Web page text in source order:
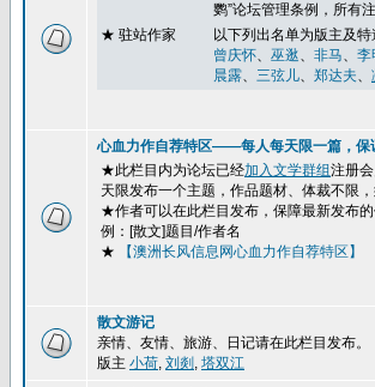
鹦”论坛管理条例，所有
★ 驻站作家
以下列出名单为版主及
曾庆怀、 巫逖、 非马、 李
晨露、 三弦儿、 郑达夫、
心血力作自荐特区——每人每天限一篇，保
★此栏目内为论坛已经加入文学群组注册
天限发布一个主题，作品题材、体裁不限
★作者可以在此栏目发布，保障最新发布
例：[散文]题目/作者名
★ 【澳洲长风信息网心血力作自荐特区】
散文游记
亲情、友情、旅游、日记请在此栏目发布。
版主 小荷, 刘剡 , 塔双江